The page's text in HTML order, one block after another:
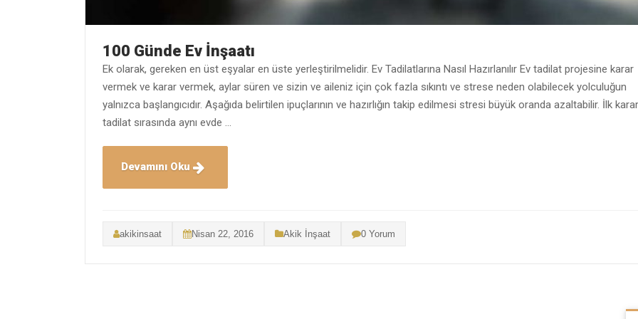
100 Günde Ev İnşaatı
Ek olarak, gereken en üst eşyalar en üste yerleştirilmelidir. Ev Tadilatlarına Nasıl Hazırlanılır Ev tadilat projesine karar
vermek ve karar vermek, aylar süren ve sizin ve aileniz için çok fazla sıkıntı ve strese neden olabilecek yolculuğun
yalnızca başlangıcıdır. Aşağıda belirtilen ipuçlarının ve hazırlığın takip edilmesi stresi büyük oranda azaltabilir. İlk
tadilat sırasında aynı evde …
Devamını Oku
akikinsaat Nisan 22, 2016 Akik İnşaat 0 Yorum